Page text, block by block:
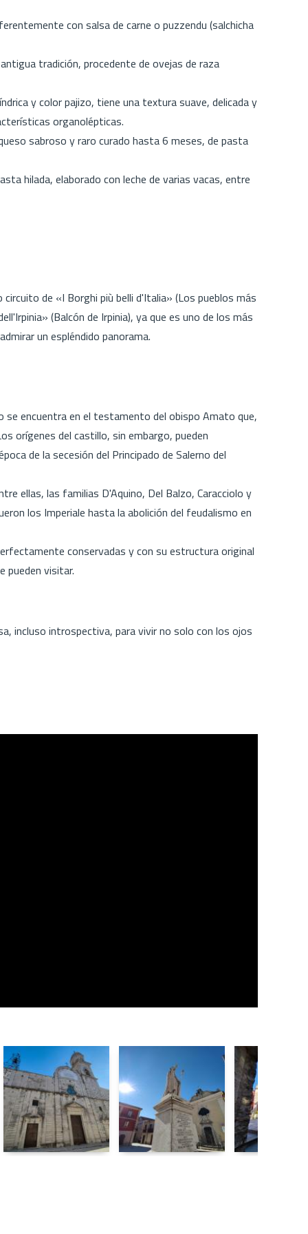
con salsa de carne o puzzendu (salchicha
tradición, procedente de ovejas de raza
y color pajizo, tiene una textura suave, delicada y
organolépticas.
sabroso y raro curado hasta 6 meses, de pasta
hilada, elaborado con leche de varias vacas, entre
de «I Borghi più belli d'Italia» (Los pueblos más
(Balcón de Irpinia), ya que es uno de los más
un espléndido panorama.
encuentra en el testamento del obispo Amato que,
orígenes del castillo, sin embargo, pueden
de la secesión del Principado de Salerno del
ellas, las familias D'Aquino, Del Balzo, Caracciolo y
los Imperiale hasta la abolición del feudalismo en
conservadas y con su estructura original
pueden visitar.
incluso introspectiva, para vivir no solo con los ojos